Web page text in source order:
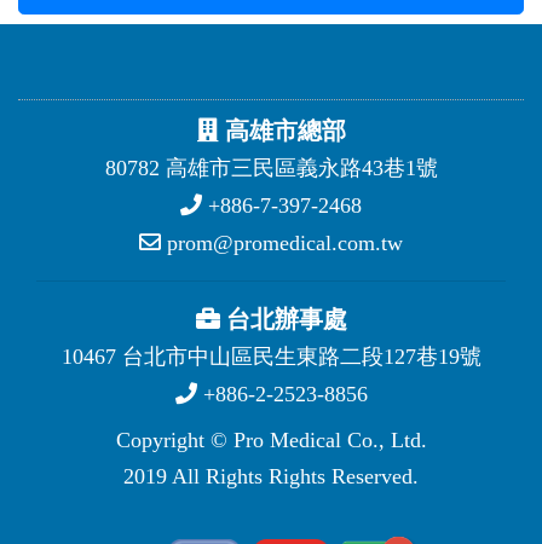
高雄市總部
80782 高雄市三民區義永路43巷1號
+886-7-397-2468
prom@promedical.com.tw
台北辦事處
10467 台北市中山區民生東路二段127巷19號
+886-2-2523-8856
Copyright © Pro Medical Co., Ltd.
2019 All Rights Rights Reserved.